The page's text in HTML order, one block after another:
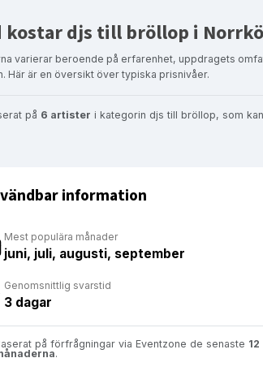
kostar djs till bröllop i
varierar beroende på erfarenhet, uppdragets
Här är en översikt över typiska prisnivåer.
på 6 artister i kategorin djs till bröllop, som
information
Mest populära månader
juni, juli, augusti, september
Genomsnittlig svarstid
3 dagar
på förfrågningar via Eventzone de senaste 12
.